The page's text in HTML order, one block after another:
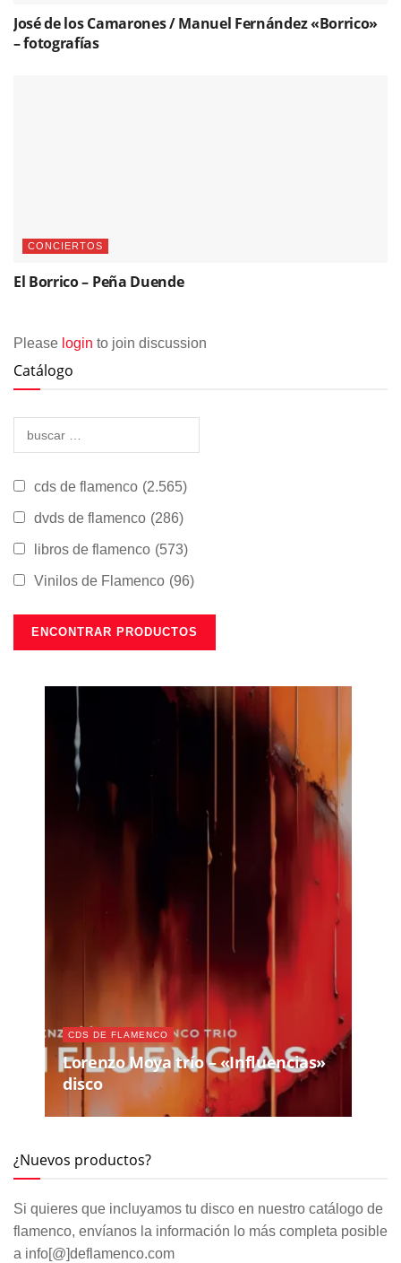
José de los Camarones / Manuel Fernández «Borrico»
– fotografías
CONCIERTOS
El Borrico – Peña Duende
Please login to join discussion
Catálogo
cds de flamenco (2.565)
dvds de flamenco (286)
libros de flamenco (573)
Vinilos de Flamenco (96)
CDS DE FLAMENCO
Lorenzo Moya trío – «Influencias»
disco
¿Nuevos productos?
Si quieres que incluyamos tu disco en nuestro catálogo de
flamenco, envíanos la información lo más completa posible
a info[@]deflamenco.com